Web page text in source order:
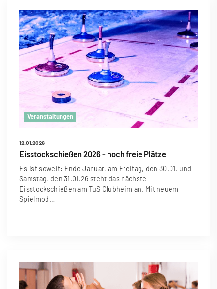
Veranstaltungen
12.01.2026
Eisstockschießen 2026 - noch freie Plätze
Es ist soweit: Ende Januar, am Freitag, den 30.01. und
Samstag, den 31.01.26 steht das nächste
Eisstockschießen am TuS Clubheim an. Mit neuem
Spielmod…